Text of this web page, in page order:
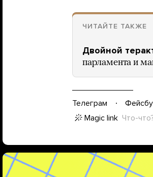
ЧИТАЙТЕ ТАКЖЕ
Двойной
парламента и
Телеграм
Magic link Что-